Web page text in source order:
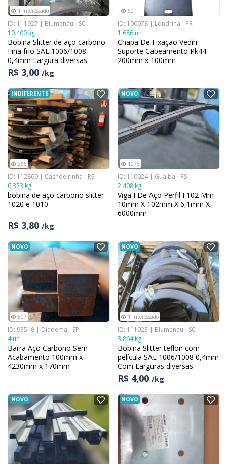
1 interessado
ID: 111927 | Blumenau - SC
10.400 kg
Bobina Slitter de aço carbono
Fina frio SAE 1006/1008
0,4mm Largura diversas
R$ 3,00 /kg
50
ID: 100078 | Londrina - PR
1.686 un
Chapa De Fixação Vedih
Suporte Cabeamento Pk44
200mm x 100mm
INDIFERENTE
266
ID: 112869 | Cachoeirinha - RS
6.323 kg
bobina de aço carbono slitter
1020 e 1010
R$ 3,80 /kg
NOVO
1076
ID: 110024 | Guaíba - RS
2.408 kg
Viga I De Aço Perfil I 102 Mm
10mm X 102mm X 6,1mm X
6000mm
NOVO
597
ID: 93518 | Diadema - SP
4 un
Barra Aço Carbono Sem
Acabamento 100mm x
4230mm x 170mm
NOVO
1 interessado
ID: 111923 | Blumenau - SC
3.864 kg
Bobina Slitter teflon com
película SAE 1006/1008 0,4mm
Com Larguras diversas
R$ 4,00 /kg
NOVO NOVO